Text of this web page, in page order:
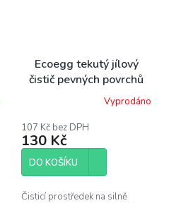
Ecoegg tekutý jílový
čistič pevných povrchů
eukalyptus, 250 ml
produktu
je
5,0
5
Vyprodáno
107 Kč bez DPH
130 Kč
DO KOŠÍKU
Čisticí prostředek na silně